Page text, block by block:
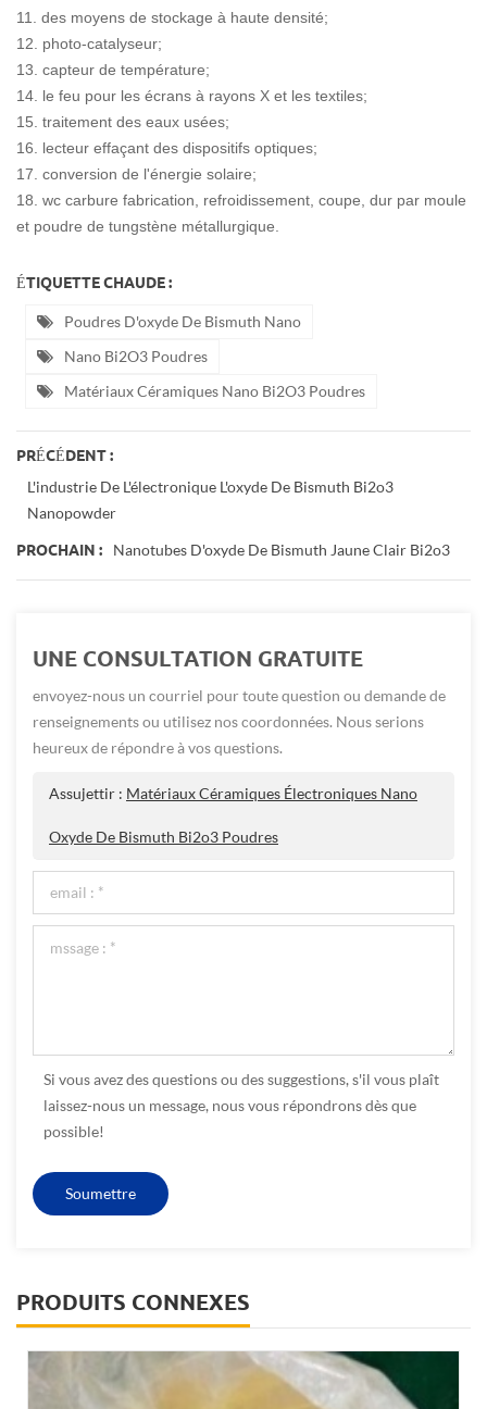
11. des moyens de stockage à haute densité;
12. photo-catalyseur;
13. capteur de température;
14. le feu pour les écrans à rayons X et les textiles;
15. traitement des eaux usées;
16. lecteur effaçant des dispositifs optiques;
17. conversion de l'énergie solaire;
18. wc carbure fabrication, refroidissement, coupe, dur par moule
et poudre de tungstène métallurgique.
ÉTIQUETTE CHAUDE :
Poudres D'oxyde De Bismuth Nano
Nano Bi2O3 Poudres
Matériaux Céramiques Nano Bi2O3 Poudres
PRÉCÉDENT :
L'industrie De L'électronique L'oxyde De Bismuth Bi2o3
Nanopowder
PROCHAIN : Nanotubes D'oxyde De Bismuth Jaune Clair Bi2o3
UNE CONSULTATION GRATUITE
envoyez-nous un courriel pour toute question ou demande de
renseignements ou utilisez nos coordonnées. Nous serions
heureux de répondre à vos questions.
Assujettir : Matériaux Céramiques Électroniques Nano
Oxyde De Bismuth Bi2o3 Poudres
Si vous avez des questions ou des suggestions, s'il vous plaît
laissez-nous un message, nous vous répondrons dès que
possible!
PRODUITS CONNEXES